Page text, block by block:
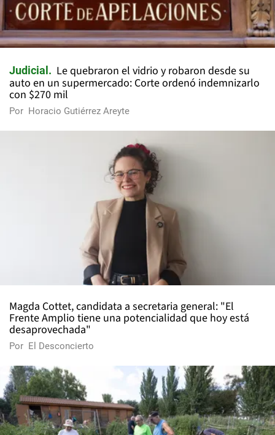
Judicial
Le quebraron el vidrio y robaron desde su
auto en un supermercado: Corte ordenó indemnizarlo
con $270 mil
Por Horacio Gutiérrez Areyte
Magda Cottet, candidata a secretaria general: "El
Frente Amplio tiene una potencialidad que hoy está
desaprovechada"
Por El Desconcierto